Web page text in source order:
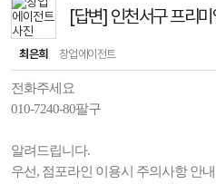
[답변] 인천서구 프리
최은희 창업에이전트
전화주세요
010-7240-80팔구
알려드립니다.
우선, 점포라인 이용시 주의사항 안